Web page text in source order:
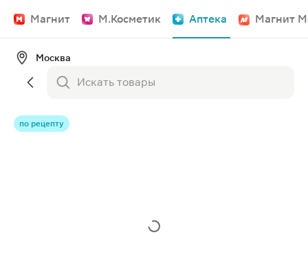
Магнит М.Косметик Аптека Магнит
Москва
по рецепту